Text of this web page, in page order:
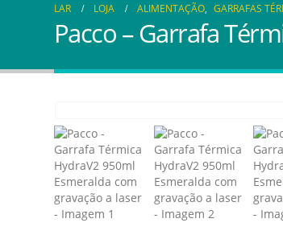
LAR LOJA ALIMENTAÇÃO, GARRAFAS
Pacco – Garrafa